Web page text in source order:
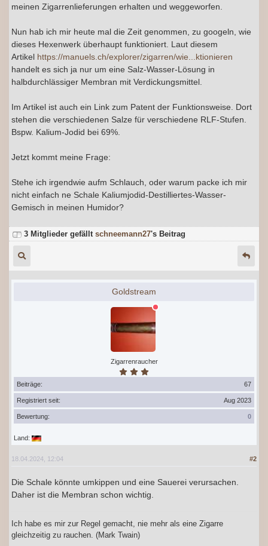
meinen Zigarrenlieferungen erhalten und weggeworfen.
Nun hab ich mir heute mal die Zeit genommen, zu googeln, wie
dieses Hexenwerk überhaupt funktioniert. Laut diesem
Artikel https://manuels.ch/explorer/zigarren/wie...ktionieren
handelt es sich ja nur um eine Salz-Wasser-Lösung in
halbdurchlässiger Membran mit Verdickungsmittel.
Im Artikel ist auch ein Link zum Patent der Funktionsweise. Dort
stehen die verschiedenen Salze für verschiedene RLF-Stufen.
Bspw. Kalium-Jodid bei 69%.
Jetzt kommt meine Frage:
Stehe ich irgendwie aufm Schlauch, oder warum packe ich mir
nicht einfach ne Schale Kaliumjodid-Destilliertes-Wasser-
Gemisch in meinen Humidor?
3 Mitglieder gefällt schneemann27's Beitrag
Goldstream
Zigarrenraucher
Beiträge: 67
Registriert seit: Aug 2023
Bewertung: 0
Land:
#2
18.04.2024, 12:04
Die Schale könnte umkippen und eine Sauerei verursachen.
Daher ist die Membran schon wichtig.
Ich habe es mir zur Regel gemacht, nie mehr als eine Zigarre
gleichzeitig zu rauchen. (Mark Twain)